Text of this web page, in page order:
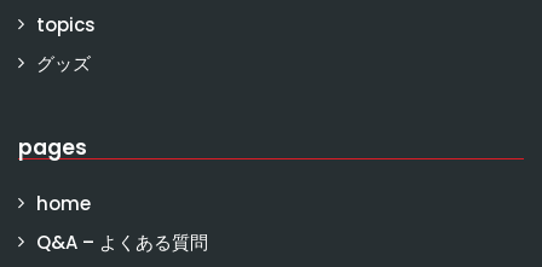
topics
グッズ
pages
home
Q&A – よくある質問